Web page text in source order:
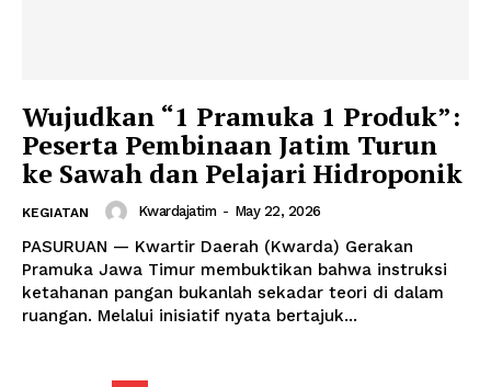
Wujudkan “1 Pramuka 1 Produk”:
Peserta Pembinaan Jatim Turun
ke Sawah dan Pelajari Hidroponik
KEGIATAN Kwardajatim - May 22, 2026
PASURUAN — Kwartir Daerah (Kwarda) Gerakan
Pramuka Jawa Timur membuktikan bahwa instruksi
ketahanan pangan bukanlah sekadar teori di dalam
ruangan. Melalui inisiatif nyata bertajuk...